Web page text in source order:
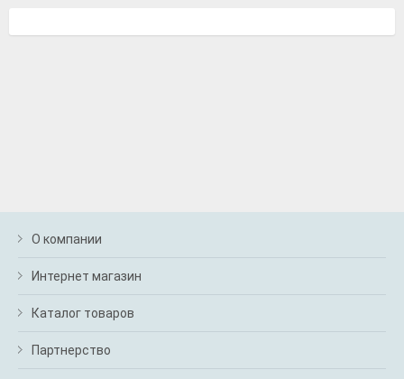
О компании
Интернет магазин
Каталог товаров
Партнерство